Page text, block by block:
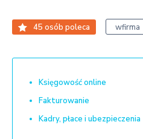
45 osób poleca wfirma
Księgowość online
Fakturowanie
Kadry, płace i ubezpieczenia